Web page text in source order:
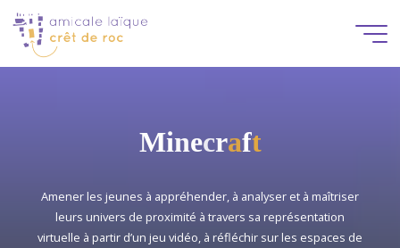
Aller
contenu
Minecra
aft
t
Amener les jeunes à appréhender, à analyser et à maîtriser
leurs univers de proximité à travers sa représentation
virtuelle à partir d’un jeu vidéo, à réfléchir sur les espaces de